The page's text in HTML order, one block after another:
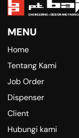
MENU
Home
Tentang Kami
Job Order
Dispenser
Client
Hubungi kami